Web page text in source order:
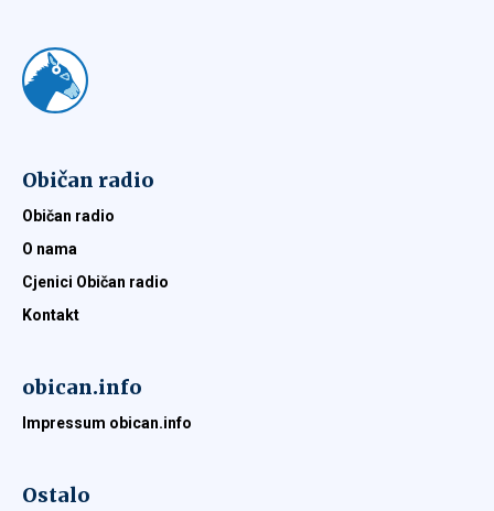
Običan radio
Običan radio
O nama
Cjenici Običan radio
Kontakt
obican.info
Impressum obican.info
Ostalo